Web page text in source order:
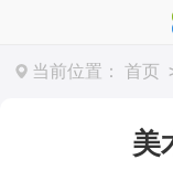
当前位置： 首页
美